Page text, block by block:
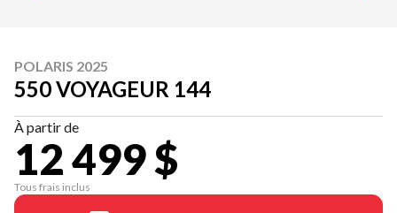
POLARIS 2025
550 VOYAGEUR 144
À partir de
12 499 $
Tous frais inclus